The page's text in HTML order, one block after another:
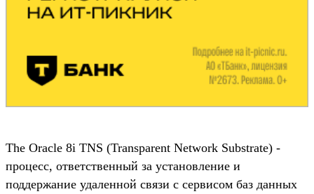
The Oracle 8i TNS (Transparent Network Substrate) -
процесс, ответственный за установление и
поддержание удаленной связи с сервисом баз данных